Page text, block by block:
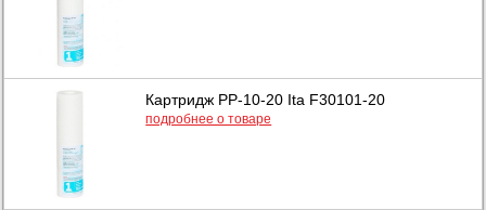
Картридж PP-10-20 Ita F30101-20
подробнее о товаре